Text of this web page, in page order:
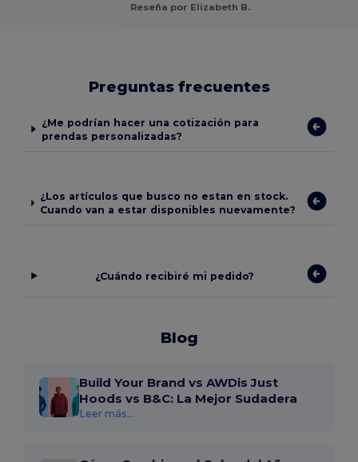
Reseña por Elizabeth B.
Preguntas frecuentes
¿Me podrían hacer una cotización para
prendas personalizadas?
¿Los artículos que busco no estan en stock.
Cuando van a estar disponibles nuevamente?
¿Cuándo recibiré mi pedido?
Blog
Build Your Brand vs AWDis Just
Hoods vs B&C: La Mejor Sudadera
Leer más...